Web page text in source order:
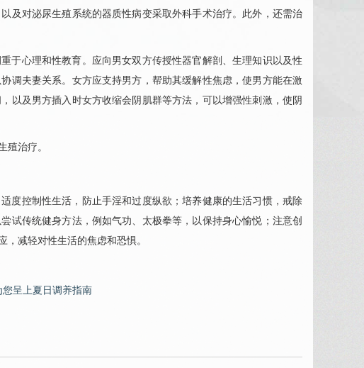
及对泌尿生殖系统的器质性病变采取外科手术治疗。此外，还需治
于心理和性教育。应向男女双方传授性器官解剖、生理知识以及性
调夫妻关系。女方应支持男方，帮助其缓解性焦虑，使男方能在激
以及男方插入时女方收缩会阴肌群等方法，可以增强性刺激，使阴
殖治疗。
度控制性生活，防止手淫和过度纵欲；培养健康的生活习惯，戒除
试传统健身方法，例如气功、太极拳等，以保持身心愉悦；注意创
减轻对性生活的焦虑和恐惧。
您呈上夏日调养指南